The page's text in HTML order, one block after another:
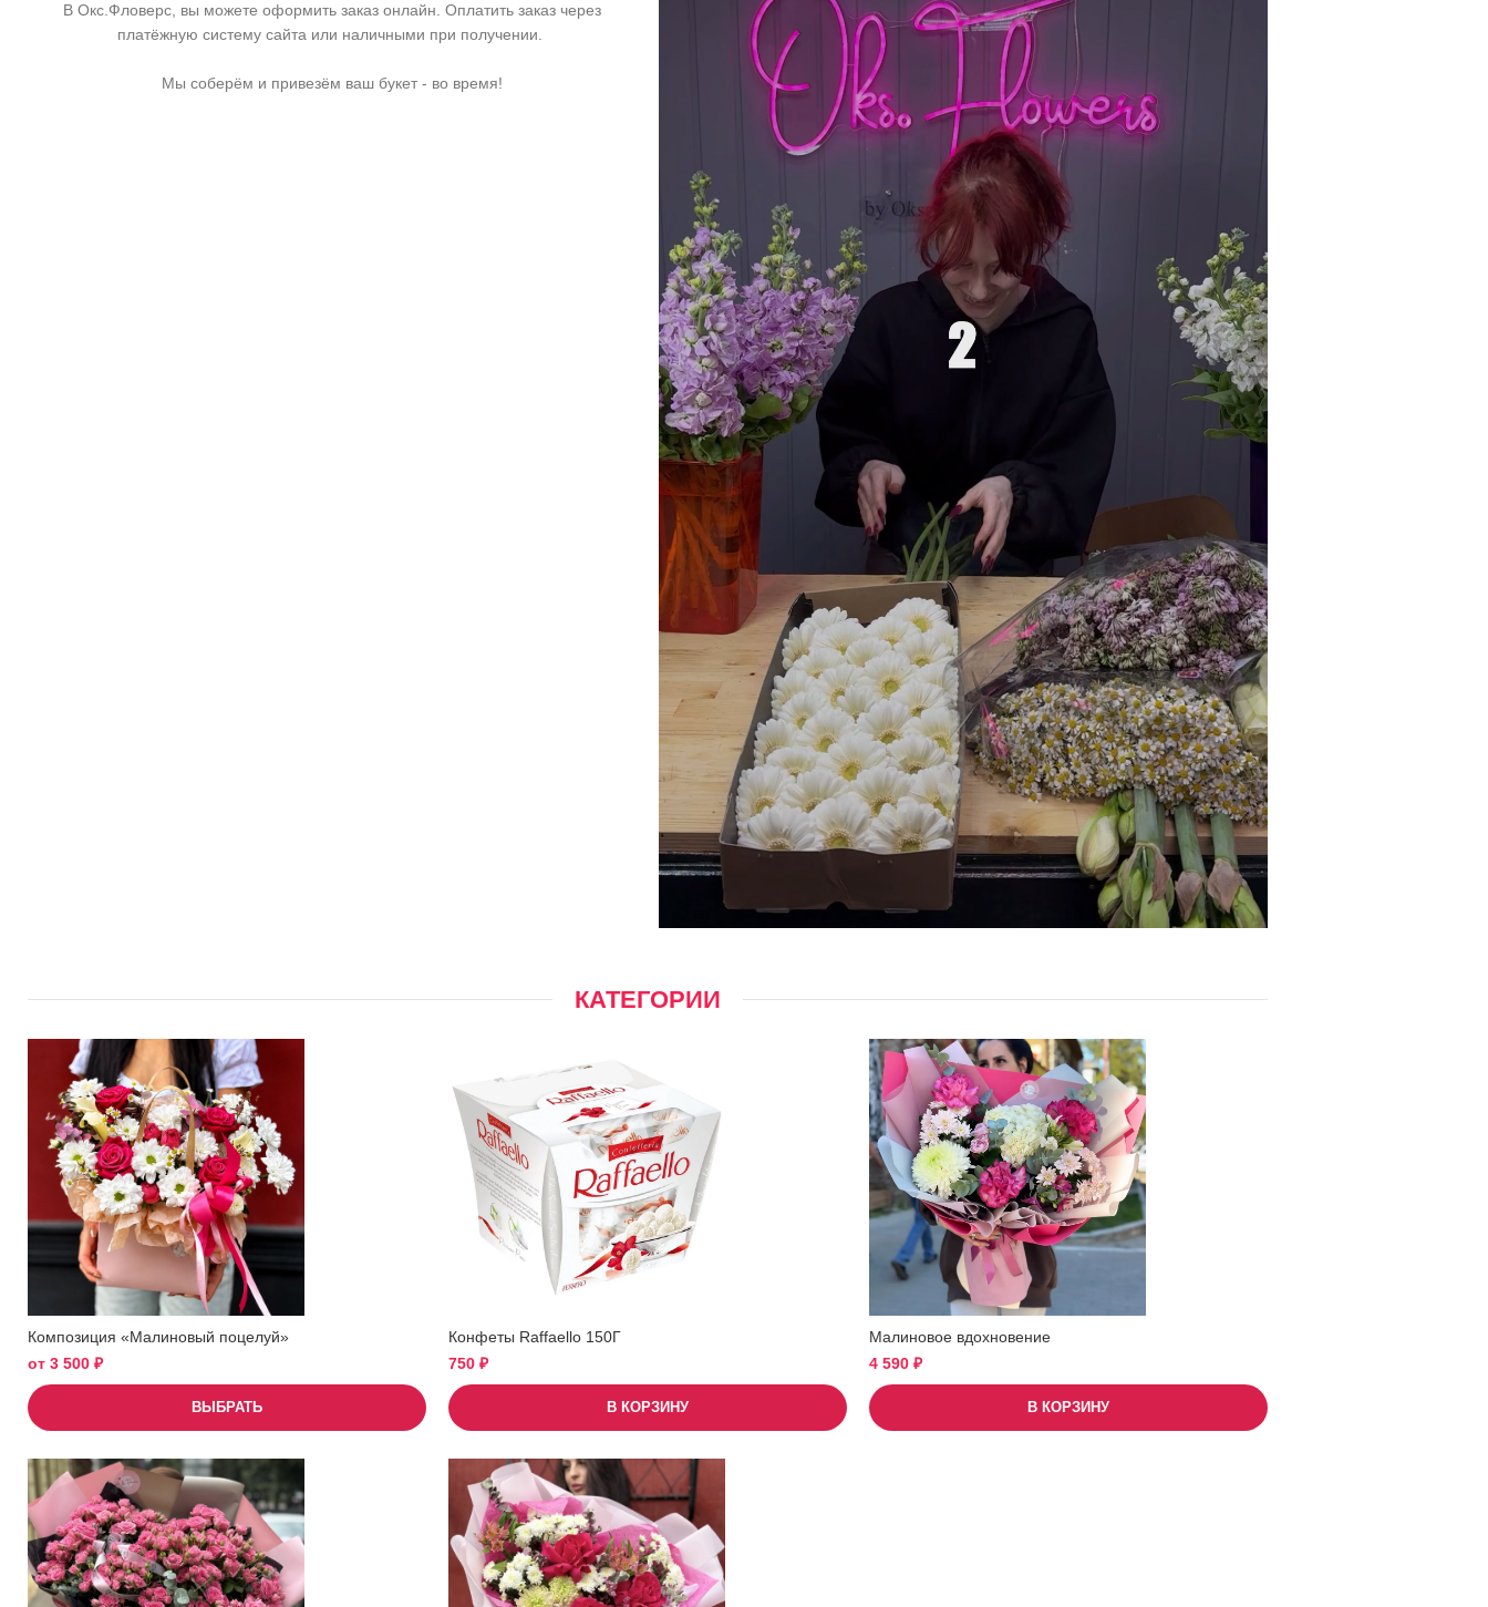
В Окс.Фловерс, вы можете оформить заказ онлайн. Оплатить заказ через
платёжную систему сайта или наличными при получении.
Мы соберём и привезём ваш букет - во время!
КАТЕГОРИИ
Композиция «Малиновый поцелуй»
от 3 500 ₽
ВЫБРАТЬ
Конфеты Raffaello 150Г
750 ₽
В КОРЗИНУ
Малиновое вдохновение
4 590 ₽
В КОРЗИНУ